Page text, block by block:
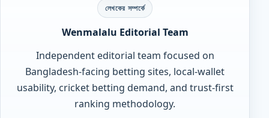
লেখকের সম্পর্কে
Wenmalalu Editorial Team
Independent editorial team focused on
Bangladesh-facing betting sites, local-wallet
usability, cricket betting demand, and trust-first
ranking methodology.